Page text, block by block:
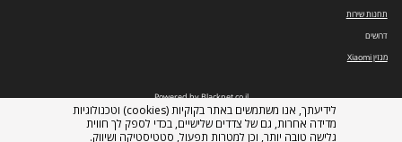
תחנות שירות
דרושים
מגזין Xiaomi
Powered by Blacknet.co.il
לידיעתך, אנו משתמשים באתר בקוקיות (cookies) וטכנולוגיות
מדידה אחרות, גם של צדדים שלישיים, בכדי לספק לך חווית
גלישה טובה יותר, וכן למטרות תפעול, סטטיסטיקה ושיווק.